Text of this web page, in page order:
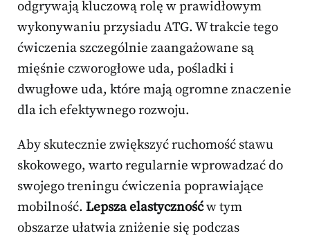
odgrywają kluczową rolę w prawidłowym
wykonywaniu przysiadu ATG. W trakcie tego
ćwiczenia szczególnie zaangażowane są
mięśnie czworogłowe uda, pośladki i
dwugłowe uda, które mają ogromne znaczenie
dla ich efektywnego rozwoju.
Aby skutecznie zwiększyć ruchomość stawu
skokowego, warto regularnie wprowadzać do
swojego treningu ćwiczenia poprawiające
mobilność. Lepsza elastycznośćw tym
obszarze ułatwia zniżenie się podczas